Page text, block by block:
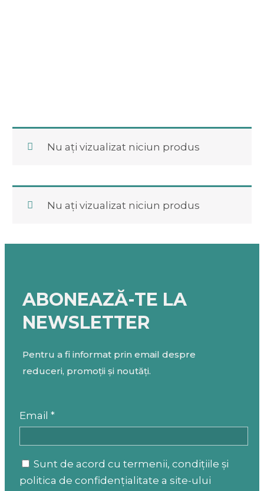
Nu ați vizualizat niciun produs
Nu ați vizualizat niciun produs
ABONEAZĂ-TE LA
NEWSLETTER
Pentru a fi informat prin email despre
reduceri, promoții și noutăți.
Email *
Sunt de acord cu termenii, condițiile și
politica de confidențialitate a site-ului